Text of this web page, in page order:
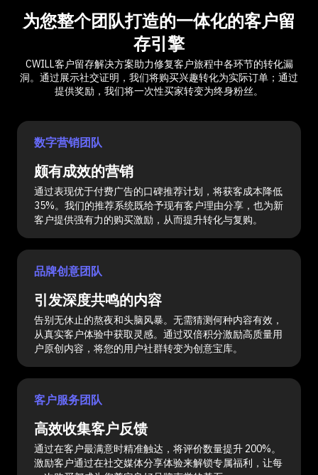
为您整个团队打造的一体化的客户留
存引擎
CWILL客户留存解决方案助力修复客户旅程中各环节的转化漏
洞。通过展示社交证明，我们将购买兴趣转化为实际订单；通过
提供奖励，我们将一次性买家转变为终身粉丝。
数字营销团队
颇有成效的营销
通过表现优于付费广告的口碑推荐计划，将获客成本降低
35%。我们的推荐系统既给予现有客户理由分享，也为新
客户提供强有力的购买激励，从而提升转化与复购。
品牌创意团队
引发深度共鸣的内容
告别无休止的熬夜和头脑风暴。无需猜测何种内容有效，
从真实客户体验中获取灵感。通过双倍积分激励高质量用
户原创内容，将您的用户社群转变为创意宝库。
客户服务团队
高效收集客户反馈
通过在客户最满意时精准触达，将评价数量提升 200%。
激励客户通过在社交媒体分享体验来解锁专属福利，让每